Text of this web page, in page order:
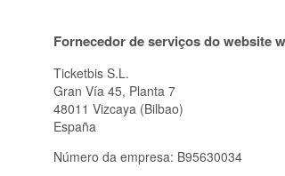
Fornecedor de serviços do website
Ticketbis S.L.
Gran Vía 45, Planta 7
48011 Vizcaya (Bilbao)
España
Número da empresa: B95630034